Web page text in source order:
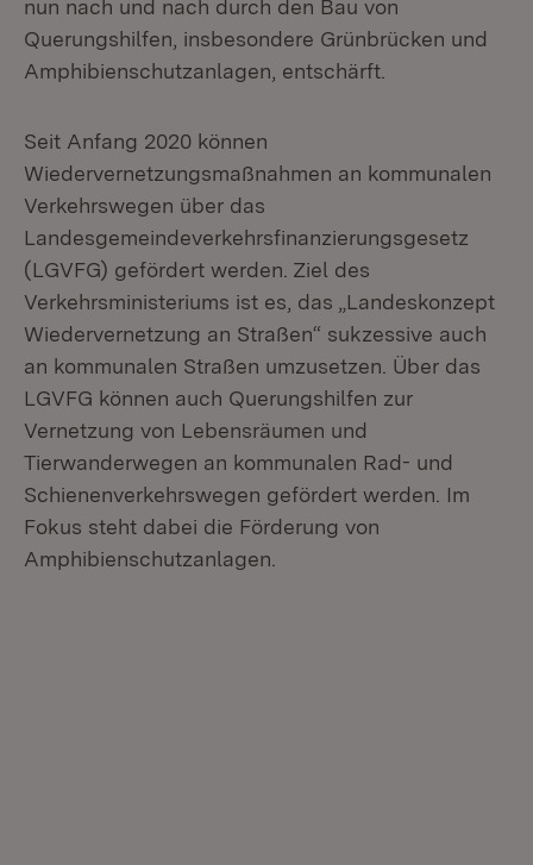
nun nach und nach durch den Bau von
Querungshilfen, insbesondere Grünbrücken und
Amphibienschutzanlagen, entschärft.
Seit Anfang 2020 können
Wiedervernetzungsmaßnahmen an kommunalen
Verkehrswegen über das
Landesgemeindeverkehrsfinanzierungsgesetz
(LGVFG) gefördert werden. Ziel des
Verkehrsministeriums ist es, das „Landeskonzept
Wiedervernetzung an Straßen“ sukzessive auch
an kommunalen Straßen umzusetzen. Über das
LGVFG können auch Querungshilfen zur
Vernetzung von Lebensräumen und
Tierwanderwegen an kommunalen Rad- und
Schienenverkehrswegen gefördert werden. Im
Fokus steht dabei die Förderung von
Amphibienschutzanlagen.